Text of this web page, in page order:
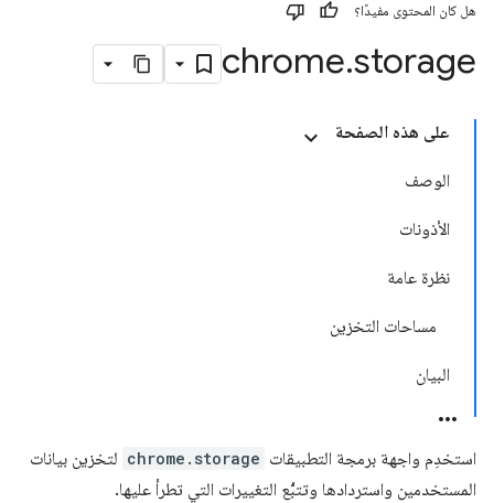
هل كان المحتوى مفيدًا؟
chrome.storage
على هذه الصفحة
الوصف
الأذونات
نظرة عامة
مساحات التخزين
البيان
استخدِم واجهة برمجة التطبيقات chrome.storage لتخزين بيانات
المستخدمين واستردادها وتتبُّع التغييرات التي تطرأ عليها.